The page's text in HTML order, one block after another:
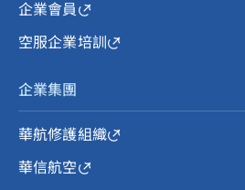
企業會員
空服企業培訓
企業集團
華航修護組織
華信航空